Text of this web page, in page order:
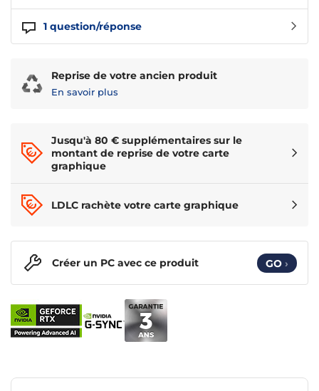
1 question/réponse
Reprise de votre ancien produit
En savoir plus
Créer un PC avec ce produit GO ›
Jusqu'à 80 € supplémentaires sur le
montant de reprise de votre carte
graphique
LDLC rachète votre carte graphique